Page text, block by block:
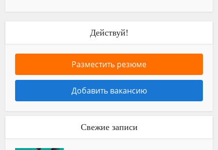
Действуй!
Разместить резюме
Добавить вакансию
Свежие записи